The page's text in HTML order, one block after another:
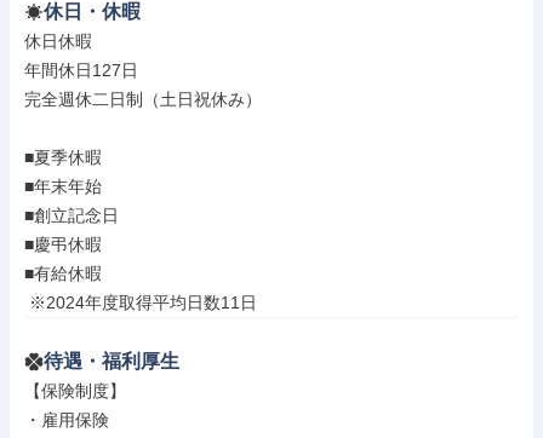
休日・休暇
休日休暇
年間休日127日
完全週休二日制（土日祝休み）
■夏季休暇
■年末年始
■創立記念日
■慶弔休暇
■有給休暇
※2024年度取得平均日数11日
待遇・福利厚生
【保険制度】
・雇用保険